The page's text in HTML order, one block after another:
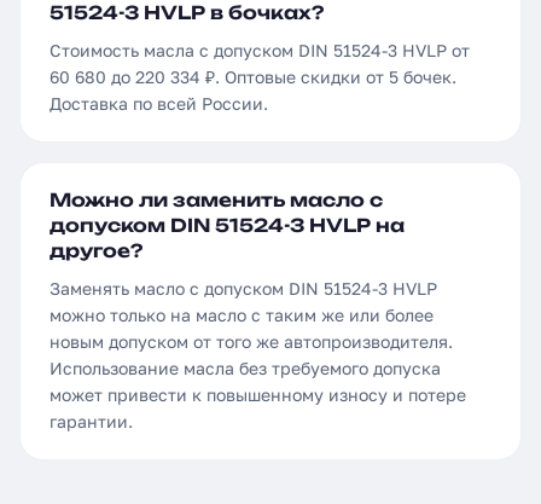
51524-3 HVLP в бочках?
Стоимость масла с допуском DIN 51524-3 HVLP от
60 680 до 220 334 ₽. Оптовые скидки от 5 бочек.
Доставка по всей России.
Можно ли заменить масло с
допуском DIN 51524-3 HVLP на
другое?
Заменять масло с допуском DIN 51524-3 HVLP
можно только на масло с таким же или более
новым допуском от того же автопроизводителя.
Использование масла без требуемого допуска
может привести к повышенному износу и потере
гарантии.